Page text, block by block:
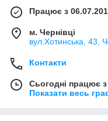
Працює з
м. Чернівці
вул.Хотинська, 43,
Контакти
Сьогодні працює
Показати весь